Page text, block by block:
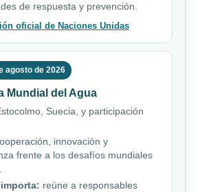
de respuesta y prevención.
oficial de Naciones Unidas
agosto de 2026
Mundial del Agua
Suecia, y participación
innovación y
frente a los desafíos mundiales
reúne a responsables